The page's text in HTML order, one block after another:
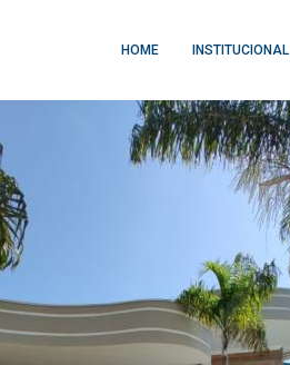
HOME INSTITUCIONAL